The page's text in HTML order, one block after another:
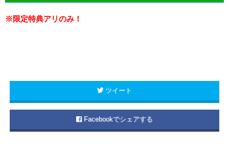
※限定特典アリのみ！
ツイート
Facebookでシェアする